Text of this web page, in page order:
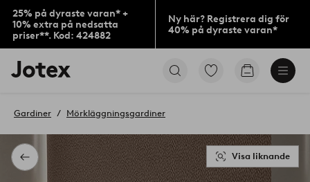
25% på dyraste varan* +
10% extra på nedsatta
priser**. Kod: 424882
Ny här? Registrera dig för
40% på dyraste varan*
Jotex
logotyp
till
Gå
Gå
Tillbaka
Gardiner Mörkläggningsgardiner
Visa liknande